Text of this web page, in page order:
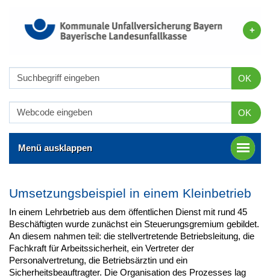
OK
OK
Menü ausklappen
Umsetzungsbeispiel in einem Kleinbetrieb
In einem Lehrbetrieb aus dem öffentlichen Dienst mit rund 45
Beschäftigten wurde zunächst ein Steuerungsgremium gebildet.
An diesem nahmen teil: die stellvertretende Betriebsleitung, die
Fachkraft für Arbeitssicherheit, ein Vertreter der
Personalvertretung, die Betriebsärztin und ein
Sicherheitsbeauftragter. Die Organisation des Prozesses lag